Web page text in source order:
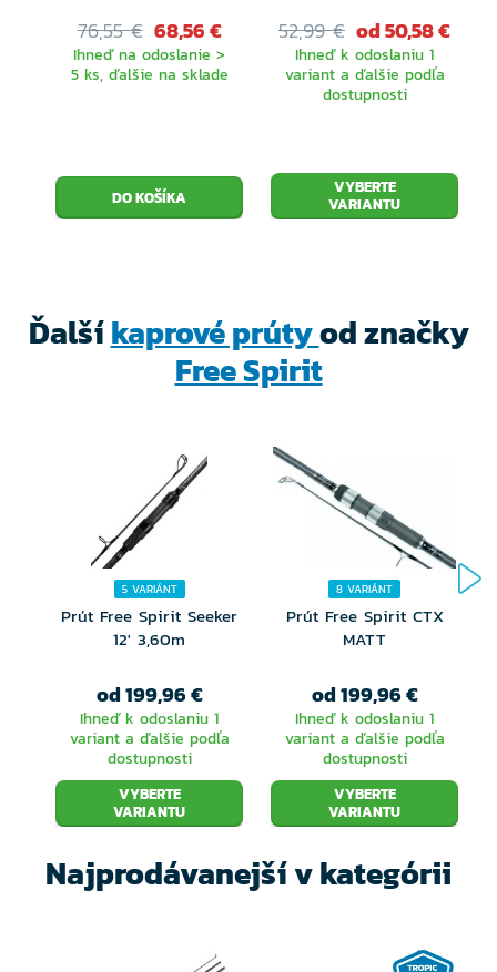
76,55 € 68,56 €
Ihneď na odoslanie >
5 ks, ďalšie na sklade
52,99 € od 50,58 €
Ihneď k odoslaniu 1
variant a ďalšie podľa
dostupnosti
VYBERTE
VARIANTU
Ďalšíkaprové prútyod značky
Free Spirit
5 VARIÁNT
Prút Free Spirit Seeker
12' 3,60m
od 199,96 €
Ihneď k odoslaniu 1
variant a ďalšie podľa
dostupnosti
VYBERTE
VARIANTU
8 VARIÁNT
Prút Free Spirit CTX
MATT
od 199,96 €
Ihneď k odoslaniu 1
variant a ďalšie podľa
dostupnosti
VYBERTE
VARIANTU
Najprodávanejší v kategórii